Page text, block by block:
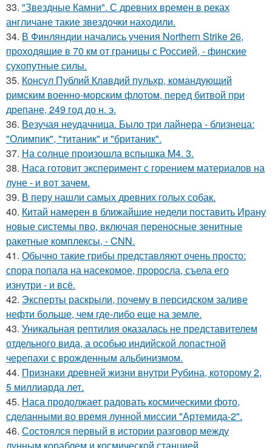
33. "Звездные Камни". С древних времен в реках
англичане такие звездочки находили.
34. В Финляндии начались учения Northern Strike 26,
проходящие в 70 км от границы с Россией, - финские
сухопутные силы.
35. Консул Публий Клавдий пульхр, командующий
римским военно-морским флотом, перед битвой при
дрепане, 249 год до н. э.
36. Везучая неудачница. Было три лайнера - близнеца:
"Олимпик", "титаник" и "британик".
37. На солнце произошла вспышка M4. 3.
38. Наса готовит эксперимент с горением материалов на
луне - и вот зачем.
39. В перу нашли самых древних голых собак.
40. Китай намерен в ближайшие недели поставить Ирану
новые системы пво, включая переносные зенитные
ракетные комплексы, - CNN.
41. Обычно такие грибы представляют очень просто:
спора попала на насекомое, проросла, съела его
изнутри - и всё.
42. Эксперты раскрыли, почему в персидском заливе
нефти больше, чем где-либо еще на земле.
43. Уникальная рептилия оказалась не представителем
отдельного вида, а особью индийской лопастной
черепахи с врожденным альбинизмом.
44. Признаки древней жизни внутри Рубина, которому 2,
5 миллиарда лет.
45. Наса продолжает радовать космическими фото,
сделанными во время лунной миссии "Артемида-2".
46. Состоялся первый в истории разговор между
лунным кораблем и космической станцией.